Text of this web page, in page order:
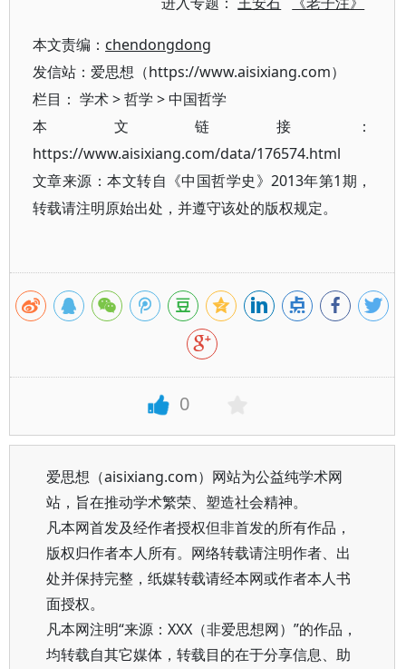
本文责编： chendongdong
发信站：爱思想（https://www.aisixiang.com）
栏目： 学术>哲学 >中国哲学
本文链接：
https://www.aisixiang.com/data/176574.html
文章来源：本文转自《中国哲学史》2013年第1期，
转载请注明原始出处，并遵守该处的版权规定。
0
爱思想（aisixiang.com）网站为公益纯学术网
站，旨在推动学术繁荣、塑造社会精神。
凡本网首发及经作者授权但非首发的所有作品，
版权归作者本人所有。网络转载请注明作者、出
处并保持完整，纸媒转载请经本网或作者本人书
面授权。
凡本网注明“来源：XXX（非爱思想网）”的作品，
均转载自其它媒体，转载目的在于分享信息、助